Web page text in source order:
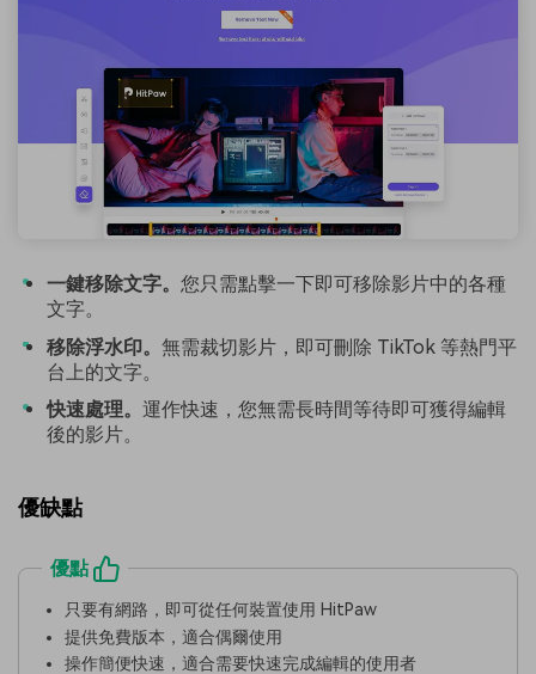
一鍵移除文字。 您只需點擊一下即可移除影片中的各種
文字。
移除浮水印。 無需裁切影片，即可刪除 TikTok 等熱門平
台上的文字。
快速處理。 運作快速，您無需長時間等待即可獲得編輯
後的影片。
優缺點
優點
只要有網路，即可從任何裝置使用 HitPaw
提供免費版本，適合偶爾使用
操作簡便快速，適合需要快速完成編輯的使用者